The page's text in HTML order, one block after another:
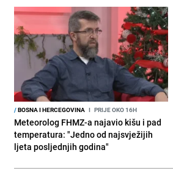
/BOSNA I HERCEGOVINA I PRIJE OKO 16H
Meteorolog FHMZ-a najavio kišu i pad
temperatura: "Jedno od najsvježijih
ljeta posljednjih godina"